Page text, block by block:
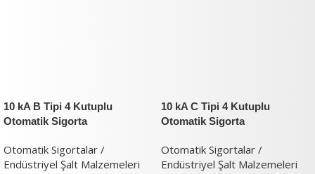
10 kA B Tipi 4 Kutuplu
Otomatik Sigorta
Otomatik Sigortalar /
Endüstriyel Şalt Malzemeleri
10 kA C Tipi 4 Kutuplu
Otomatik Sigorta
Otomatik Sigortalar /
Endüstriyel Şalt Malzemeleri